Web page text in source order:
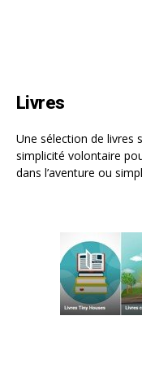
Livres
Une sélection de livres
simplicité volontaire
dans l’aventure ou